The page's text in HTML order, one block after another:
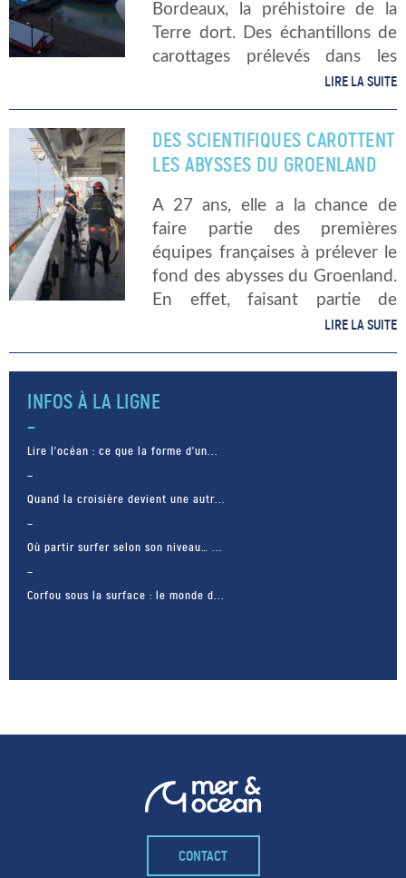
Bordeaux, la préhistoire de la
Terre dort. Des échantillons de
carottages prélevés dans les
mers d’Islande et du Groenland
du laboratoire Epoc va bientôt
les […]
LIRE LA SUITE
DES SCIENTIFIQUES CAROTTENT
LES ABYSSES DU GROENLAND
A 27 ans, elle a la chance de
faire partie des premières
équipes françaises à prélever le
fond des abysses du Groenland.
En effet, faisant partie de
l’équipe bordelaise invitée à
scientifiques du Service
Hydrographique et
LIRE LA SUITE
INFOS À LA LIGNE
Lire l’océan : ce que la forme d’un...
Quand la croisière devient une autr...
Où partir surfer selon son niveau… ...
Corfou sous la surface : le monde d...
POUR LIKER
CONTACT